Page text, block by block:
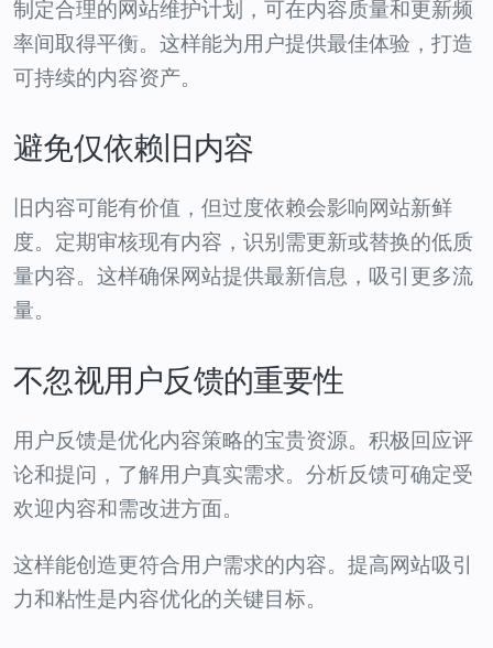
制定合理的网站维护计划，可在内容质量和更新频
率间取得平衡。这样能为用户提供最佳体验，打造
可持续的内容资产。
避免仅依赖旧内容
旧内容可能有价值，但过度依赖会影响网站新鲜
度。定期审核现有内容，识别需更新或替换的低质
量内容。这样确保网站提供最新信息，吸引更多流
量。
不忽视用户反馈的重要性
用户反馈是优化内容策略的宝贵资源。积极回应评
论和提问，了解用户真实需求。分析反馈可确定受
欢迎内容和需改进方面。
这样能创造更符合用户需求的内容。提高网站吸引
力和粘性是内容优化的关键目标。